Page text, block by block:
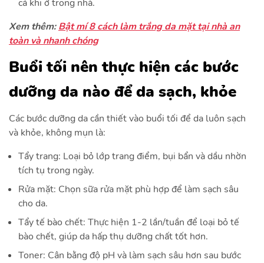
cả khi ở trong nhà.
Xem thêm:Bật mí 8 cách làm trắng da mặt tại nhà an
toàn và nhanh chóng
Buổi tối nên thực hiện các bước
dưỡng da nào để da sạch, khỏe
Các bước dưỡng da cần thiết vào buổi tối để da luôn sạch
và khỏe, không mụn là:
Tẩy trang: Loại bỏ lớp trang điểm, bụi bẩn và dầu nhờn
tích tụ trong ngày.
Rửa mặt: Chọn sữa rửa mặt phù hợp để làm sạch sâu
cho da.
Tẩy tế bào chết: Thực hiện 1-2 lần/tuần để loại bỏ tế
bào chết, giúp da hấp thụ dưỡng chất tốt hơn.
Toner: Cân bằng độ pH và làm sạch sâu hơn sau bước